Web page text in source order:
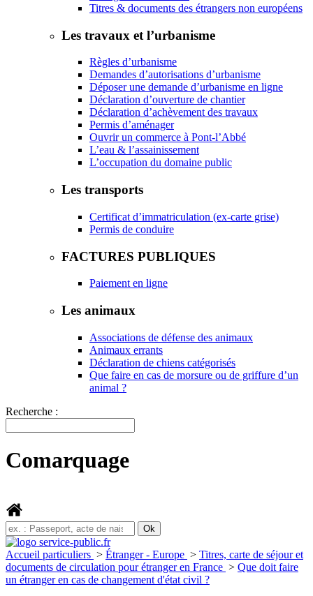
Titres & documents des étrangers non européens
Les travaux et l’urbanisme
Règles d’urbanisme
Demandes d’autorisations d’urbanisme
Déposer une demande d’urbanisme en ligne
Déclaration d’ouverture de chantier
Déclaration d’achèvement des travaux
Permis d’aménager
Ouvrir un commerce à Pont-l’Abbé
L’eau & l’assainissement
L’occupation du domaine public
Les transports
Certificat d’immatriculation (ex-carte grise)
Permis de conduire
FACTURES PUBLIQUES
Paiement en ligne
Les animaux
Associations de défense des animaux
Animaux errants
Déclaration de chiens catégorisés
Que faire en cas de morsure ou de griffure d’un
animal ?
Recherche :
Comarquage
Accueil particuliers > Étranger - Europe > Titres, carte de séjour et
documents de circulation pour étranger en France > Que doit faire
un étranger en cas de changement d'état civil ?